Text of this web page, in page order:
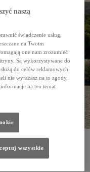
naszą
świadczenie usług,
na Twoim
one nam zrozumieć
Są wykorzystywane do
do celów reklamowych.
nie wyrażasz na to zgody,
na ten temat
wszystkie